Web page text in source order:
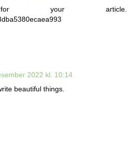
your article.
2022 kl. 10:14
beautiful things.